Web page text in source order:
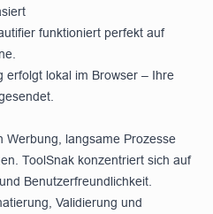
funktioniert perfekt auf
erfolgt lokal im Browser – Ihre
Werbung, langsame Prozesse
ToolSnak konzentriert sich auf
Benutzerfreundlichkeit.
Validierung und